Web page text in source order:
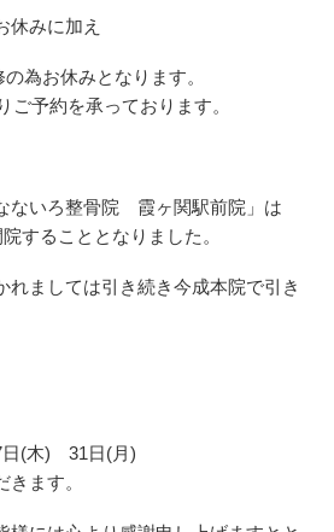
休みに加え
為お休みとなります。
ご予約を承っております。
ないろ整骨院 霞ヶ関駅前院」は
することとなりました。
れましては引き続き今成本院で引き
(木) 31日(月)
ます。